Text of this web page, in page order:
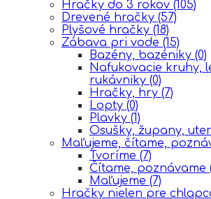
Hračky do 3 rokov (105)
Drevené hračky (57)
Plyšové hračky (18)
Zábava pri vode (15)
Bazény, bazéniky (0)
Nafukovacie kruhy,
rukávniky (0)
Hračky, hry (7)
Lopty (0)
Plavky (1)
Osušky, župany,
Maľujeme, čítame,
Tvoríme (7)
Čítame, poznávame
Maľujeme (7)
Hračky nielen pre